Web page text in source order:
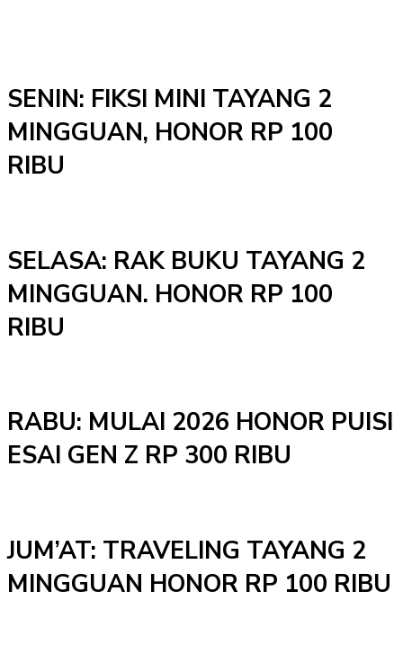
SENIN: FIKSI MINI TAYANG 2
MINGGUAN, HONOR RP 100
RIBU
SELASA: RAK BUKU TAYANG 2
MINGGUAN. HONOR RP 100
RIBU
RABU: MULAI 2026 HONOR PUISI
ESAI GEN Z RP 300 RIBU
JUM’AT: TRAVELING TAYANG 2
MINGGUAN HONOR RP 100 RIBU